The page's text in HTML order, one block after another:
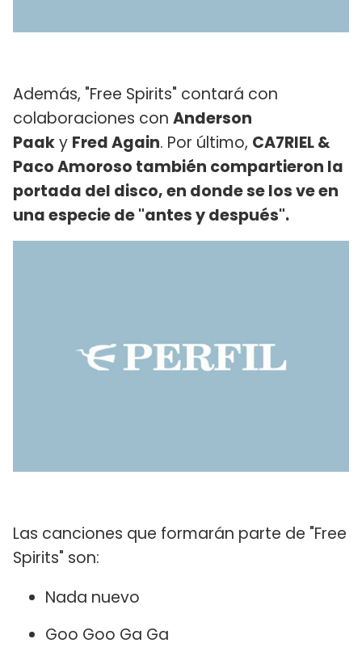
Además, "Free Spirits" contará con
colaboraciones con Anderson
Paaky Fred Again. Por último, CA7RIEL &
Paco Amoroso también compartieron la
portada del disco, en donde se los ve en
una especie de "antes y después".
Las canciones que formarán parte de "Free
Spirits" son:
Nada nuevo
Goo Goo Ga Ga